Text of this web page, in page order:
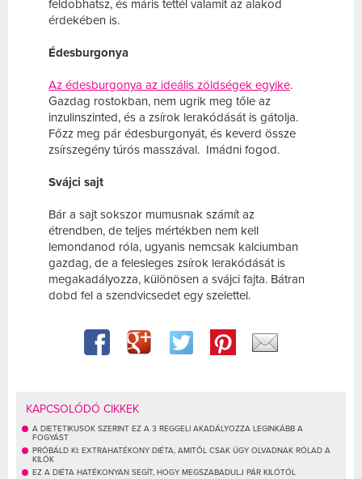
feldobhatsz, és máris tettél valamit az alakod
érdekében is.
Édesburgonya
Az édesburgonya az ideális zöldségek egyike.
Gazdag rostokban, nem ugrik meg tőle az
inzulinszinted, és a zsírok lerakódását is gátolja.
Főzz meg pár édesburgonyát, és keverd össze
zsírszegény túrós masszával. Imádni fogod.
Svájci sajt
Bár a sajt sokszor mumusnak számít az
étrendben, de teljes mértékben nem kell
lemondanod róla, ugyanis nemcsak kalciumban
gazdag, de a felesleges zsírok lerakódását is
megakadályozza, különösen a svájci fajta. Bátran
dobd fel a szendvicsedet egy szelettel.
KAPCSOLÓDÓ CIKKEK
A DIETETIKUSOK SZERINT EZ A 3 REGGELI AKADÁLYOZZA LEGINKÁBB A
FOGYÁST
PRÓBÁLD KI: EXTRAHATÉKONY DIÉTA, AMITŐL CSAK ÚGY OLVADNAK RÓLAD A
KILÓK
EZ A DIÉTA HATÉKONYAN SEGÍT, HOGY MEGSZABADULJ PÁR KILÓTÓL